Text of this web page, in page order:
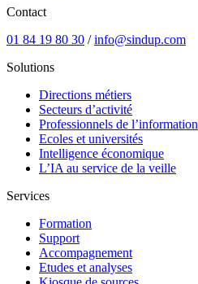
Contact
01 84 19 80 30 /info@sindup.com
Solutions
Directions métiers
Secteurs d’activité
Professionnels de l’information
Ecoles et universités
Intelligence économique
L’IA au service de la veille
Services
Formation
Support
Accompagnement
Etudes et analyses